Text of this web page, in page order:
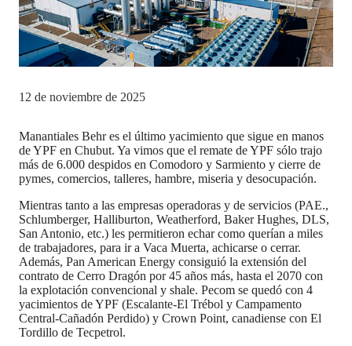
12 de noviembre de 2025
Manantiales Behr es el último yacimiento que sigue en manos
de YPF en Chubut. Ya vimos que el remate de YPF sólo trajo
más de 6.000 despidos en Comodoro y Sarmiento y cierre de
pymes, comercios, talleres, hambre, miseria y desocupación.
Mientras tanto a las empresas operadoras y de servicios (PAE.,
Schlumberger, Halliburton, Weatherford, Baker Hughes, DLS,
San Antonio, etc.) les permitieron echar como querían a miles
de trabajadores, para ir a Vaca Muerta, achicarse o cerrar.
Además, Pan American Energy consiguió la extensión del
contrato de Cerro Dragón por 45 años más, hasta el 2070 con
la explotación convencional y shale. Pecom se quedó con 4
yacimientos de YPF (Escalante-El Trébol y Campamento
Central-Cañadón Perdido) y Crown Point, canadiense con El
Tordillo de Tecpetrol.